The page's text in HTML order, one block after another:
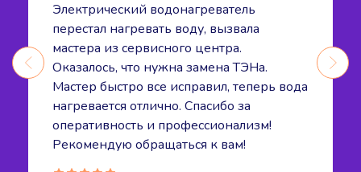
Электрический водонагреватель
перестал нагревать воду, вызвала
мастера из сервисного центра.
Оказалось, что нужна замена ТЭНа.
Мастер быстро все исправил, теперь вода
нагревается отлично. Спасибо за
оперативность и профессионализм!
Рекомендую обращаться к вам!